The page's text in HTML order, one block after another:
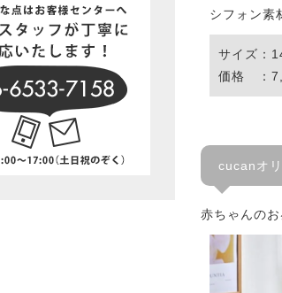
BIG SIZE
在庫一掃ア
シフォン素
サイズ：
価格 ：
cucanオ
赤ちゃんの